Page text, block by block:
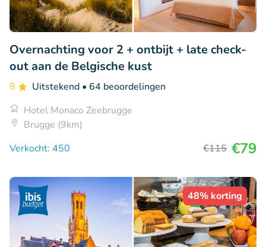
Overnachting voor 2 + ontbijt + late check-
out aan de Belgische kust
8 Uitstekend • 64 beoordelingen
Hotel Monaco Zeebrugge
Brugge (9km)
Verkocht: 450
€115 €79
48% korting